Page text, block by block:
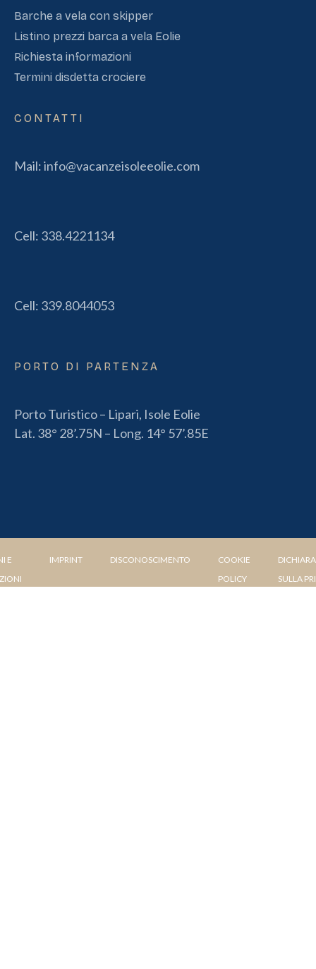
Barche a vela con skipper
Listino prezzi barca a vela Eolie
Richiesta informazioni
Termini disdetta crociere
CONTATTI
Mail:info@vacanzeisoleeolie.com
Cell: 338.4221134
Cell: 339.8044053
PORTO DI PARTENZA
Porto Turistico – Lipari, Isole Eolie
Lat. 38° 28’.75N – Long. 14° 57’.85E
E
IMPRINT DISCONOSCIMENTO
COOKIE
POLICY
SULLA